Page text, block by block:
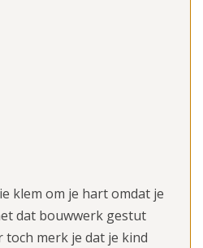
klem om je hart omdat je
dat bouwwerk gestut
merk je dat je kind